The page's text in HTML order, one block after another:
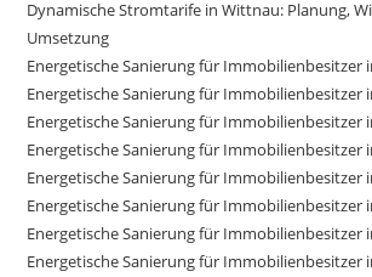
Dynamische Stromtarife in Wittnau: Planung,
Umsetzung
Energetische Sanierung für Immobilienbesitzer
Energetische Sanierung für Immobilienbesitzer
Energetische Sanierung für Immobilienbesitzer
Energetische Sanierung für Immobilienbesitzer
Energetische Sanierung für Immobilienbesitzer
Energetische Sanierung für Immobilienbesitzer
Energetische Sanierung für Immobilienbesitzer
Energetische Sanierung für Immobilienbesitzer